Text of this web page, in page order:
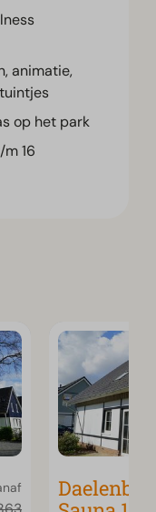
animatie,
op het park
16